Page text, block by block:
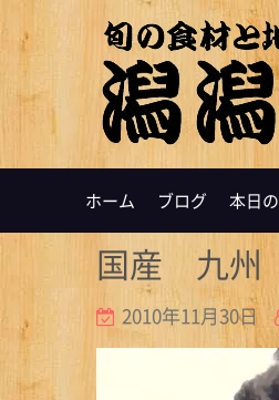
ホーム ブログ 本日
国産 九州
2010年11月30日